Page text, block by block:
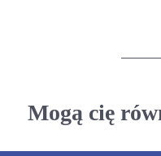
Mogą cię